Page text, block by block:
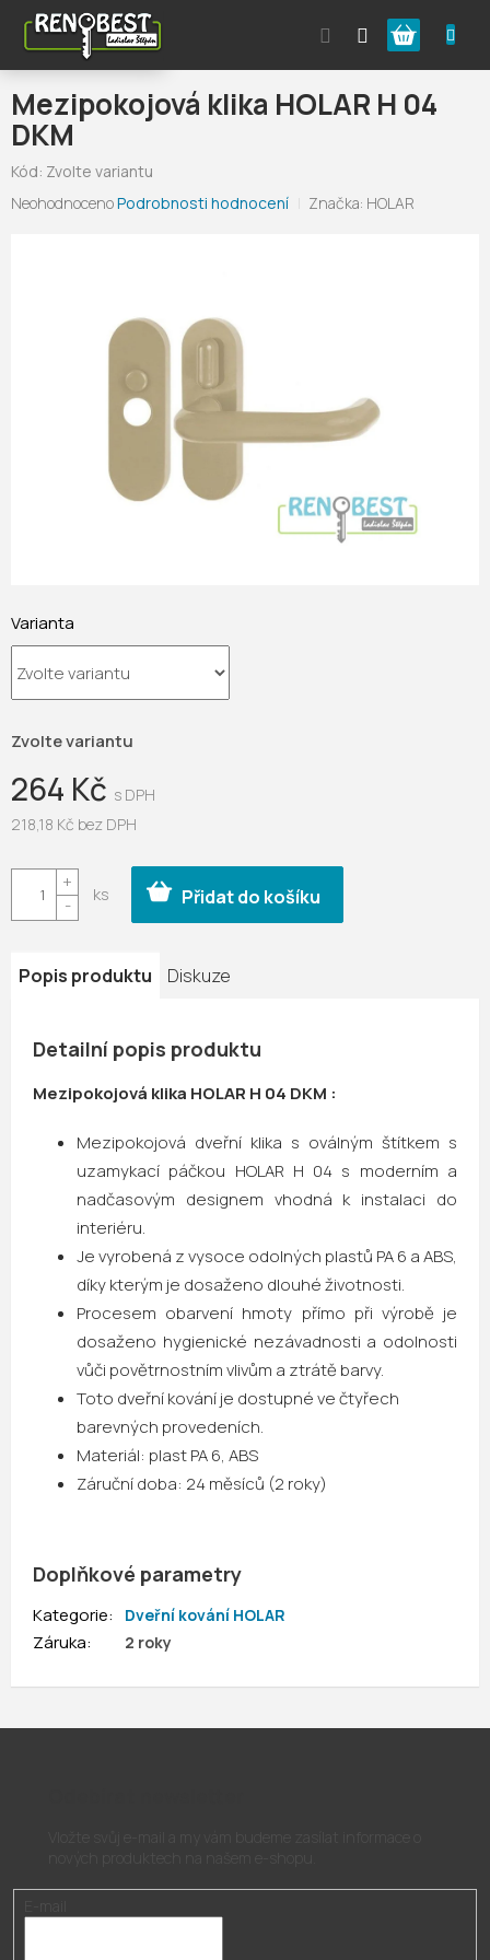
obsah
Nákupní
košík
Mezipokojová klika HOLAR H 04
DKM
Kód: Zvolte variantu
Průměrné
NeohodnocenoPodrobnosti hodnocení Značka: HOLAR
264 Kč
218,18 Kč bez DPH
cena:
Zvolte variantu
Varianta
Přidat do košíku
Popis produktu Diskuze
Detailní popis produktu
Mezipokojová klika HOLAR H 04 DKM :
Mezipokojová dveřní klika s oválným štítkem s
uzamykací páčkou HOLAR H 04 s moderním a
nadčasovým designem vhodná k instalaci do
interiéru.
Je vyrobená z vysoce odolných plastů PA 6 a ABS,
díky kterým je dosaženo dlouhé životnosti.
Procesem obarvení hmoty přímo při výrobě je
dosaženo hygienické nezávadnosti a odolnosti
vůči povětrnostním vlivům a ztrátě barvy.
Toto dveřní kování je dostupné ve čtyřech
barevných provedeních.
Materiál: plast PA 6, ABS
Záruční doba: 24 měsíců (2 roky)
Doplňkové parametry
Kategorie: Dveřní kování HOLAR
Záruka: 2 roky